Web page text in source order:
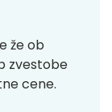
že ob
zvestobe
cene.